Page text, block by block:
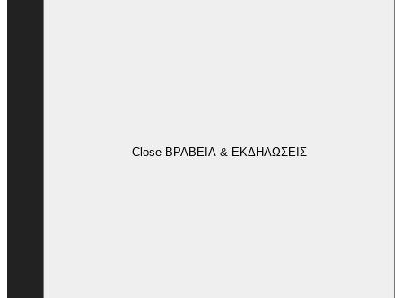
Close ΒΡΑΒΕΙΑ & ΕΚΔΗΛΩΣΕΙΣ